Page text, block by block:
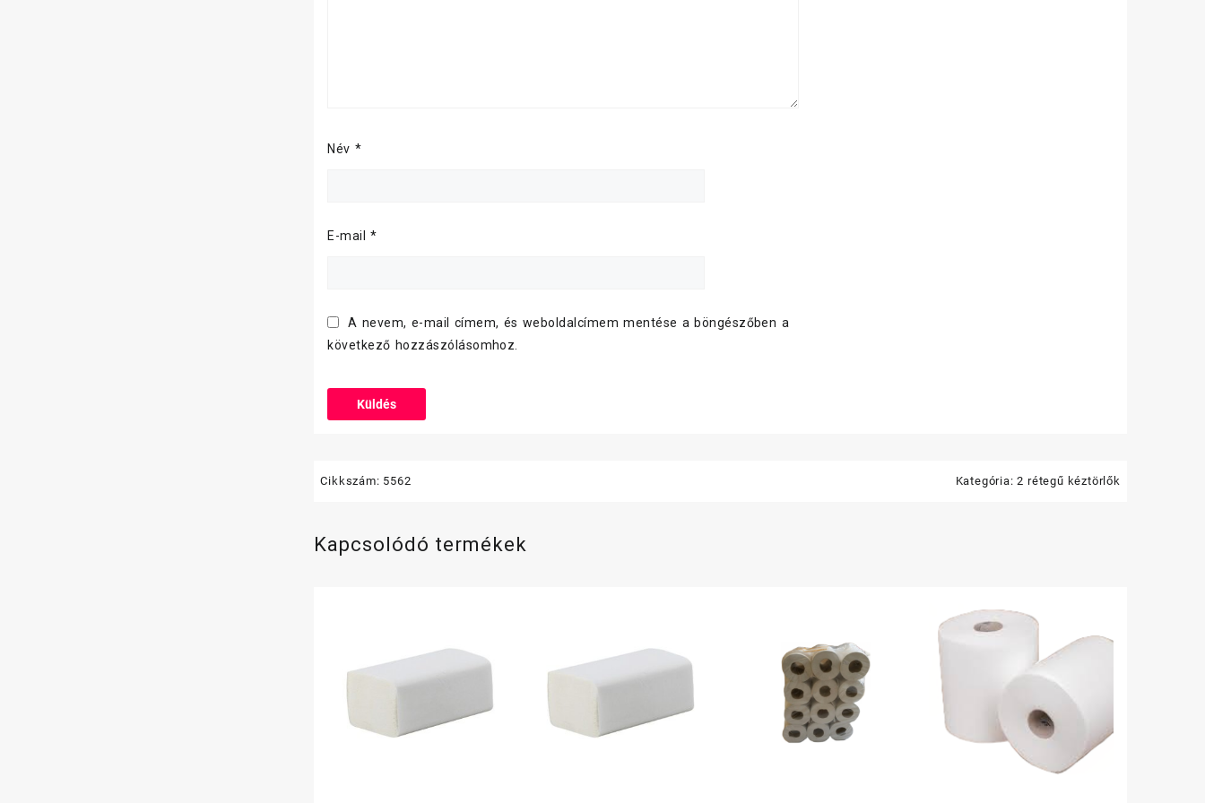
Név *
E-mail*
A nevem, e-mail címem, és weboldalcímem mentése a böngészőben a
következő hozzászólásomhoz.
Cikkszám: 5562 Kategória:2 rétegű kéztörlők
Kapcsolódó termékek